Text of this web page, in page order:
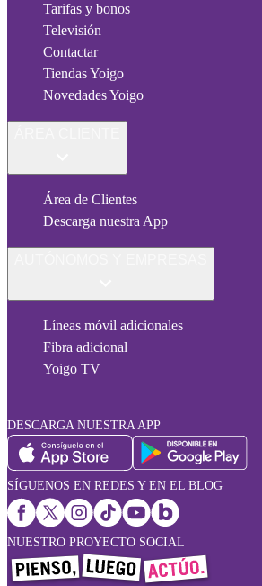
Tarifas y bonos
Televisión
Contactar
Tiendas Yoigo
Novedades Yoigo
Área de Clientes
Descarga nuestra App
Líneas móvil adicionales
Fibra adicional
Yoigo TV
DESCARGA NUESTRA APP
SÍGUENOS EN REDES Y EN EL BLOG
NUESTRO PROYECTO SOCIAL